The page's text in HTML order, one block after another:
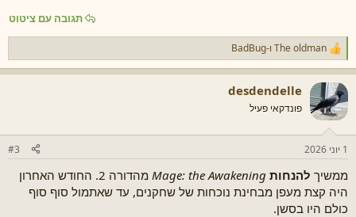
תגובה עם ציטוט
ר
ג
ש
ו
ת
:
The oldman ו-BadBug
desdendelle
פונדקאי פעיל
1 יוני 2026 #3
ממשיך להנחות Mage: the Awakening
מהדורה 2. החודש האחרון
היה קצת מעפן מבחינת נוכחות של שחקנים, עד שאתמול סוף סוף
כולם היו בסשן.